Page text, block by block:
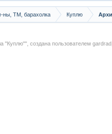
Рыболовные м-ны, ТМ, барахолка Куплю
"Куплю"", создана пользователем gardrad,